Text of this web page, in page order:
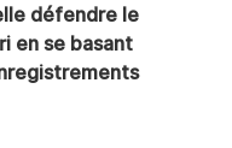
défendre le
en se basant